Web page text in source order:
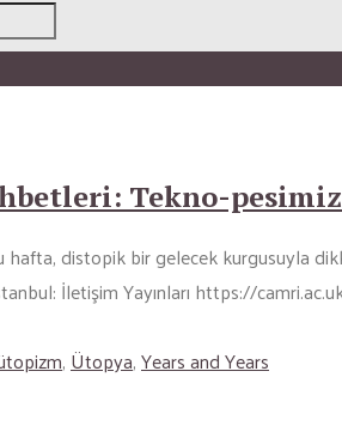
Tekno-
distopik bir gelecek kurgusuyla
İletişim Yayınları https://
,Ütopya,Years and Years